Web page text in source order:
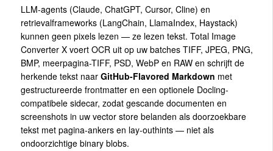
LLM-agents (Claude, ChatGPT, Cursor, Cline) en
retrievalframeworks (LangChain, LlamaIndex, Haystack)
kunnen geen pixels lezen — ze lezen tekst. Total Image
Converter X voert OCR uit op uw batches TIFF, JPEG, PNG,
BMP, meerpagina-TIFF, PSD, WebP en RAW en schrijft de
herkende tekst naarGitHub-Flavored Markdown met
gestructureerde frontmatter en een optionele Docling-
compatibele sidecar, zodat gescande documenten en
screenshots in uw vector store belanden als doorzoekbare
tekst met pagina-ankers en lay-outhints — niet als
ondoorzichtige binary blobs.